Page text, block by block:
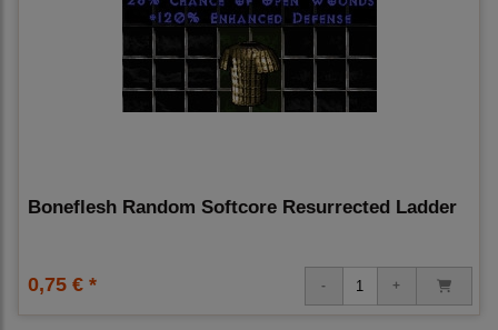
Boneflesh Random Softcore Resurrected Ladder
0,75 € *